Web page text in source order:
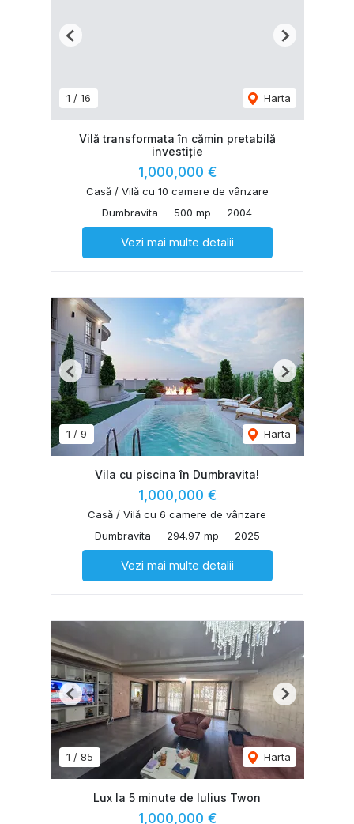
1 / 16 Harta
Previous Next
Vilă transformata în cămin pretabilă
investiție
1,000,000 €
Casă / Vilă cu 10 camere de vânzare
Dumbravita
500 mp 2004
Vezi mai multe detalii
1 / 9 Harta
Previous Next
Vila cu piscina în Dumbravita!
1,000,000 €
Casă / Vilă cu 6 camere de vânzare
Dumbravita
294.97 mp 2025
Vezi mai multe detalii
1 / 85 Harta
Previous Next
Lux la 5 minute de Iulius Twon
1,000,000 €